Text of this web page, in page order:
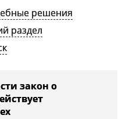
решения
раздел
закон о